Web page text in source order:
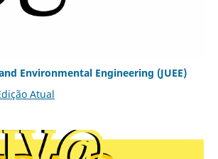
Environmental Engineering (JUEE)
Atual